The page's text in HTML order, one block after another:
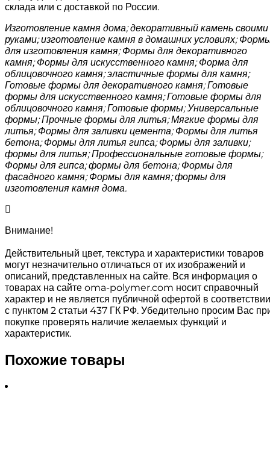
склада или с доставкой по России.
Изготовление камня дома; декоративный камень своими
руками; изготовление камня в домашних условиях;
для изготовления камня; Формы для декоративного
камня; Формы для искусственного камня; Форма для
облицовочного камня; эластичные формы для камня;
Готовые формы для декоративного камня; Готовые
формы для искусственного камня; Готовые формы для
облицовочного камня; Готовые формы; Универсальные
формы; Прочные формы для литья; Мягкие формы для
литья; Формы для заливки цемента; Формы для литья
бетона; Формы для литья гипса; Формы для заливки;
формы для литья; Профессиональные готовые формы;
Формы для гипса; формы для бетона; Формы для
фасадного камня; Формы для камня; формы для
изготовления камня дома.
Внимание!
Действительный цвет, текстура и характеристики товаров
могут незначительно отличаться от их изображений и
описаний, представленных на сайте. Вся информация о
товарах на сайте oma-polymer.com носит справочный
характер и не является публичной офертой в соответствии
с пунктом 2 статьи 437 ГК РФ. Убедительно просим Вас
покупке проверять наличие желаемых функций и
характеристик.
Похожие товары